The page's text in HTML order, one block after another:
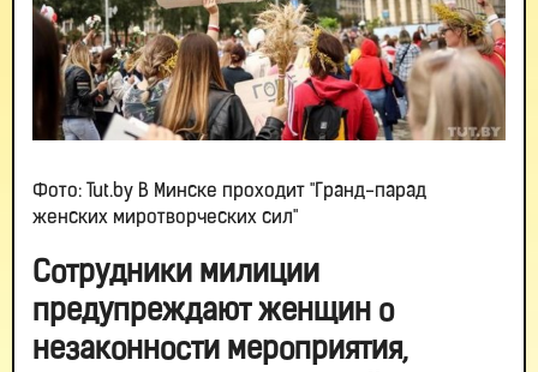
Фото: Tut.by В Минске проходит "Гранд-парад
женских миротворческих сил"
Сотрудники милиции
предупреждают женщин о
незаконности мероприятия,